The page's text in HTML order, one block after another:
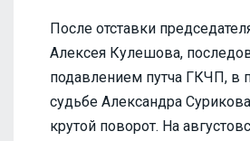
После отставки
Алексея Кулешова,
подавлением путча ГКЧП, в
судьбе Александра
крутой поворот. На